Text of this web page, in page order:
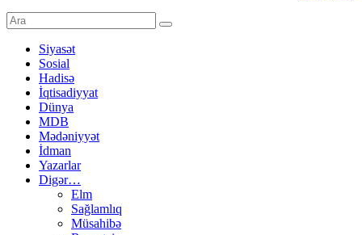
Siyasət
Sosial
Hadisə
İqtisadiyyat
Dünya
MDB
Mədəniyyət
İdman
Yazarlar
Digər…
Elm
Sağlamlıq
Müsahibə